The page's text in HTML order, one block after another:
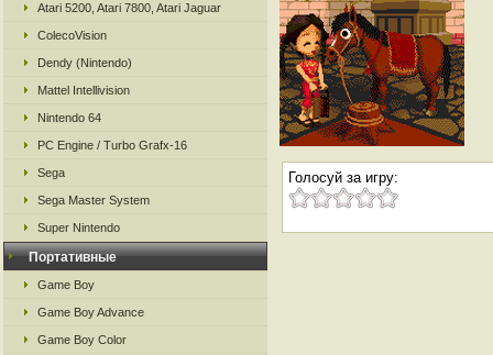
Atari 5200, Atari 7800, Atari Jaguar
ColecoVision
Dendy (Nintendo)
Mattel Intellivision
Nintendo 64
PC Engine / Turbo Grafx-16
Sega
Sega Master System
Super Nintendo
Портативные
Game Boy
Game Boy Advance
Game Boy Color
Голосуй за игру: